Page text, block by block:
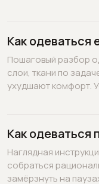
Как одеваться
Пошаговый разбор
слои, ткани по
ухудшают комфорт.
Как одеваться
Наглядная
собраться
замёрзнуть на